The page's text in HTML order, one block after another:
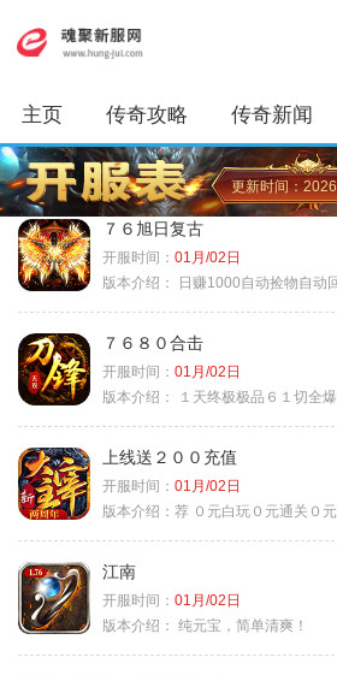
主页 传奇攻略 传奇新闻
更新时间：
７６旭日复古
开服时间： 01月/02日
版本介绍：
日赚1000自动捡物自动
７６８０合击
开服时间： 01月/02日
版本介绍：
１天终极极品６１切全
上线送２００充值
开服时间： 01月/02日
版本介绍： 荐 ０元白玩０元通关０
江南
开服时间： 01月/02日
版本介绍： 纯元宝，简单清爽！